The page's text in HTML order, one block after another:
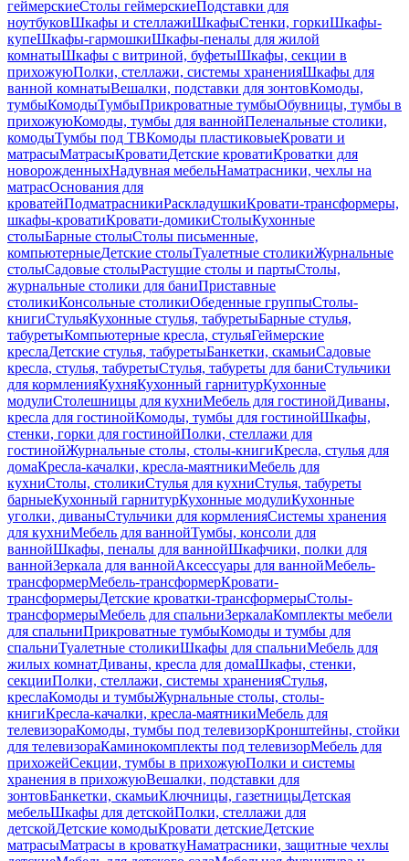
геймерскиеСтолы геймерскиеПодставки для
ноутбуковШкафы и стеллажиШкафыСтенки, горкиШкафы-
купеШкафы-гармошкиШкафы-пеналы для жилой
комнатыШкафы с витриной, буфетыШкафы, секции в
прихожуюПолки, стеллажи, системы храненияШкафы для
ванной комнатыВешалки, подставки для зонтовКомоды,
тумбыКомодыТумбыПрикроватные тумбыОбувницы, тумбы в
прихожуюКомоды, тумбы для ваннойПеленальные столики,
комодыТумбы под ТВКомоды пластиковыеКровати и
матрасыМатрасыКроватиДетские кроватиКроватки для
новорожденныхНадувная мебельНаматрасники, чехлы на
матрасОснования для
кроватейПодматрасникиРаскладушкиКровати-трансформеры,
шкафы-кроватиКровати-домикиСтолыКухонные
столыБарные столыСтолы письменные,
компьютерныеДетские столыТуалетные столикиЖурнальные
столыСадовые столыРастущие столы и партыСтолы,
журнальные столики для баниПриставные
столикиКонсольные столикиОбеденные группыСтолы-
книгиСтульяКухонные стулья, табуретыБарные стулья,
табуретыКомпьютерные кресла, стульяГеймерские
креслаДетские стулья, табуретыБанкетки, скамьиСадовые
кресла, стулья, табуретыСтулья, табуреты для баниСтульчики
для кормленияКухняКухонный гарнитурКухонные
модулиСтолешницы для кухниМебель для гостинойДиваны,
кресла для гостинойКомоды, тумбы для гостинойШкафы,
стенки, горки для гостинойПолки, стеллажи для
гостинойЖурнальные столы, столы-книгиКресла, стулья для
домаКресла-качалки, кресла-маятникиМебель для
кухниСтолы, столикиСтулья для кухниСтулья, табуреты
барныеКухонный гарнитурКухонные модулиКухонные
уголки, диваныСтульчики для кормленияСистемы хранения
для кухниМебель для ваннойТумбы, консоли для
ваннойШкафы, пеналы для ваннойШкафчики, полки для
ваннойЗеркала для ваннойАксессуары для ваннойМебель-
трансформерМебель-трансформерКровати-
трансформерыДетские кроватки-трансформерыСтолы-
трансформерыМебель для спальниЗеркалаКомплекты мебели
для спальниПрикроватные тумбыКомоды и тумбы для
спальниТуалетные столикиШкафы для спальниМебель для
жилых комнатДиваны, кресла для домаШкафы, стенки,
секцииПолки, стеллажи, системы храненияСтулья,
креслаКомоды и тумбыЖурнальные столы, столы-
книгиКресла-качалки, кресла-маятникиМебель для
телевизораКомоды, тумбы под телевизорКронштейны, стойки
для телевизораКаминокомплекты под телевизорМебель для
прихожейСекции, тумбы в прихожуюПолки и системы
хранения в прихожуюВешалки, подставки для
зонтовБанкетки, скамьиКлючницы, газетницыДетская
мебельШкафы для детскойПолки, стеллажи для
детскойДетские комодыКровати детскиеДетские
матрасыМатрасы в кроваткуНаматрасники, защитные чехлы